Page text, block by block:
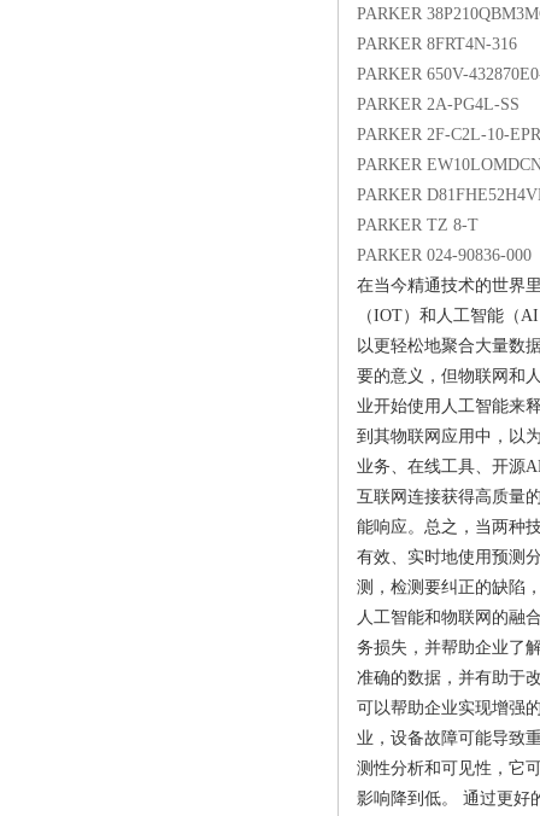
PARKER
PARKER 8FRT4N-316
PARKER 650V-
PARKER 2A-PG4L-SS
PARKER 2F-C2L-10-
PARKER
PARKER
PARKER TZ 8-T
PARKER 024-90836-000
在当今精通技术的世界
（IOT）和人工智能（
以更轻松地聚合大量数
要的意义，但物联网和
业开始使用人工智能来
到其物联网应用中，以
业务、在线工具、开源
互联网连接获得高质量
能响应。总之，当两种
有效、实时地使用预测
测，检测要纠正的缺陷
人工智能和物联网的融
务损失，并帮助企业了
准确的数据，并有助于
可以帮助企业实现增强
业，设备故障可能导致
测性分析和可见性，它
影响降到低。 通过更好